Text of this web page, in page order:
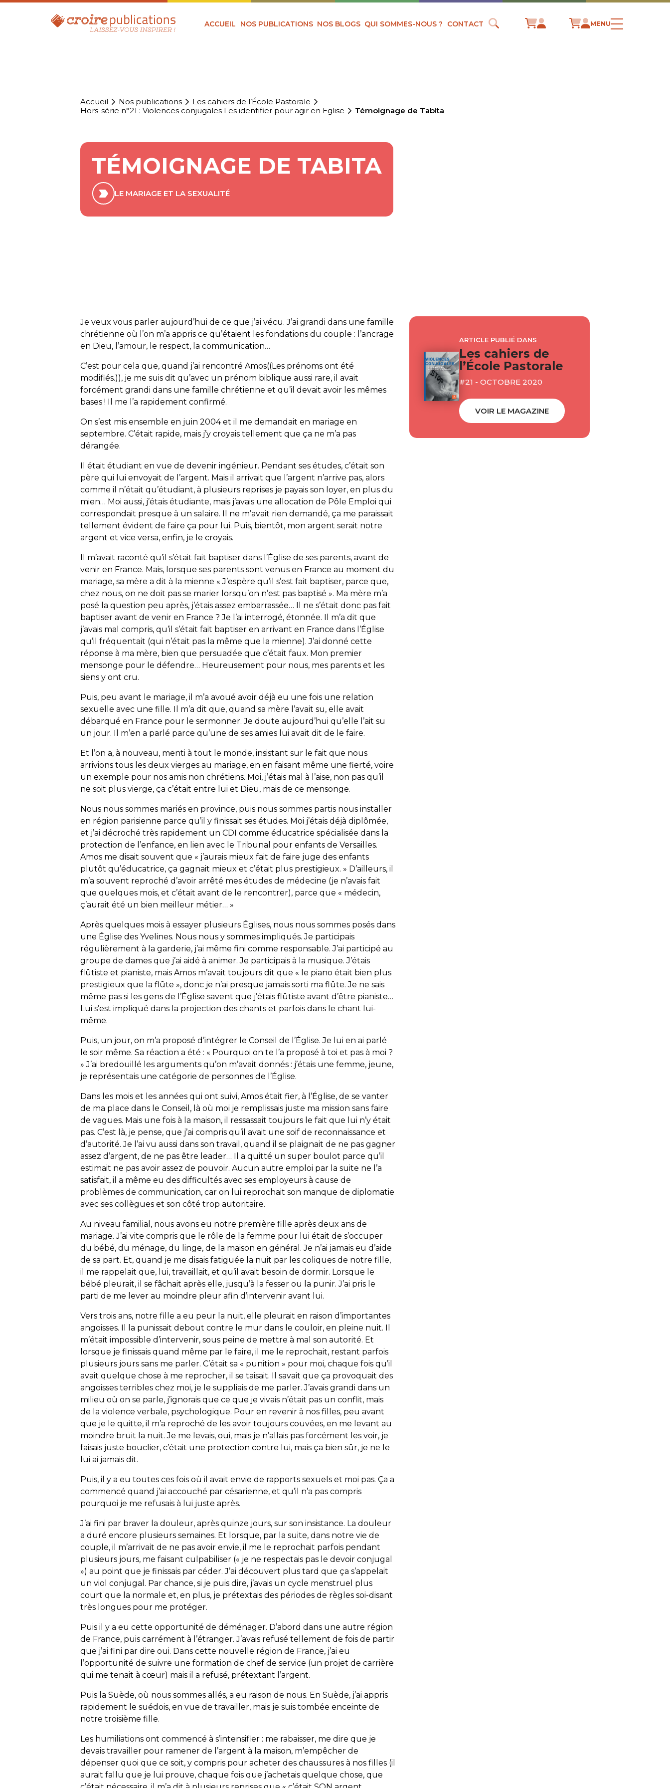
ACCUEIL NOS PUBLICATIONS NOS BLOGS QUI SOMMES-NOUS ? CONTACT MENU
Accueil Nos publications
Les cahiers de l’École Pastorale
Hors-série n°21 : Violences conjugales Les identifier pour agir en Eglise
Témoignage de Tabita
TÉMOIGNAGE DE TABITA
LE MARIAGE ET LA SEXUALITÉ
Je veux vous parler aujourd’hui de ce que j’ai vécu. J’ai grandi dans une famille
chrétienne où l’on m’a appris ce qu’étaient les fondations du couple : l’ancrage
en Dieu, l’amour, le respect, la communication…
C’est pour cela que, quand j’ai rencontré Amos((Les prénoms ont été
modifiés.)), je me suis dit qu’avec un prénom biblique aussi rare, il avait
forcément grandi dans une famille chrétienne et qu’il devait avoir les mêmes
bases ! Il me l’a rapidement confirmé.
On s’est mis ensemble en juin 2004 et il me demandait en mariage en
septembre. C’était rapide, mais j’y croyais tellement que ça ne m’a pas
dérangée.
Il était étudiant en vue de devenir ingénieur. Pendant ses études, c’était son
père qui lui envoyait de l’argent. Mais il arrivait que l’argent n’arrive pas, alors
comme il n’était qu’étudiant, à plusieurs reprises je payais son loyer, en plus du
mien… Moi aussi, j’étais étudiante, mais j’avais une allocation de Pôle Emploi qui
correspondait presque à un salaire. Il ne m’avait rien demandé, ça me paraissait
tellement évident de faire ça pour lui. Puis, bientôt, mon argent serait notre
argent et vice versa, enfin, je le croyais.
Il m’avait raconté qu’il s’était fait baptiser dans l’Église de ses parents, avant de
venir en France. Mais, lorsque ses parents sont venus en France au moment du
mariage, sa mère a dit à la mienne « J’espère qu’il s’est fait baptiser, parce que,
chez nous, on ne doit pas se marier lorsqu’on n’est pas baptisé ». Ma mère m’a
posé la question peu après, j’étais assez embarrassée… Il ne s’était donc pas fait
baptiser avant de venir en France ? Je l’ai interrogé, étonnée. Il m’a dit que
j’avais mal compris, qu’il s’était fait baptiser en arrivant en France dans l’Église
qu’il fréquentait (qui n’était pas la même que la mienne). J’ai donné cette
réponse à ma mère, bien que persuadée que c’était faux. Mon premier
mensonge pour le défendre… Heureusement pour nous, mes parents et les
siens y ont cru.
Puis, peu avant le mariage, il m’a avoué avoir déjà eu une fois une relation
sexuelle avec une fille. Il m’a dit que, quand sa mère l’avait su, elle avait
débarqué en France pour le sermonner. Je doute aujourd’hui qu’elle l’ait su
un jour. Il m’en a parlé parce qu’une de ses amies lui avait dit de le faire.
Et l’on a, à nouveau, menti à tout le monde, insistant sur le fait que nous
arrivions tous les deux vierges au mariage, en en faisant même une fierté, voire
un exemple pour nos amis non chrétiens. Moi, j’étais mal à l’aise, non pas qu’il
ne soit plus vierge, ça c’était entre lui et Dieu, mais de ce mensonge.
Nous nous sommes mariés en province, puis nous sommes partis nous installer
en région parisienne parce qu’il y finissait ses études. Moi j’étais déjà diplômée,
et j’ai décroché très rapidement un CDI comme éducatrice spécialisée dans la
protection de l’enfance, en lien avec le Tribunal pour enfants de Versailles.
Amos me disait souvent que « j’aurais mieux fait de faire juge des enfants
plutôt qu’éducatrice, ça gagnait mieux et c’était plus prestigieux. » D’ailleurs, il
m’a souvent reproché d’avoir arrêté mes études de médecine (je n’avais fait
que quelques mois, et c’était avant de le rencontrer), parce que « médecin,
ç’aurait été un bien meilleur métier… »
Après quelques mois à essayer plusieurs Églises, nous nous sommes posés dans
une Église des Yvelines. Nous nous y sommes impliqués. Je participais
régulièrement à la garderie, j’ai même fini comme responsable. J’ai participé au
groupe de dames que j’ai aidé à animer. Je participais à la musique. J’étais
flûtiste et pianiste, mais Amos m’avait toujours dit que « le piano était bien plus
prestigieux que la flûte », donc je n’ai presque jamais sorti ma flûte. Je ne sais
même pas si les gens de l’Église savent que j’étais flûtiste avant d’être pianiste…
Lui s’est impliqué dans la projection des chants et parfois dans le chant lui-
même.
Puis, un jour, on m’a proposé d’intégrer le Conseil de l’Église. Je lui en ai parlé
le soir même. Sa réaction a été : « Pourquoi on te l’a proposé à toi et pas à moi ?
» J’ai bredouillé les arguments qu’on m’avait donnés : j’étais une femme, jeune,
je représentais une catégorie de personnes de l’Église.
Dans les mois et les années qui ont suivi, Amos était fier, à l’Église, de se vanter
de ma place dans le Conseil, là où moi je remplissais juste ma mission sans faire
de vagues. Mais une fois à la maison, il ressassait toujours le fait que lui n’y était
pas. C’est là, je pense, que j’ai compris qu’il avait une soif de reconnaissance et
d’autorité. Je l’ai vu aussi dans son travail, quand il se plaignait de ne pas gagner
assez d’argent, de ne pas être leader… Il a quitté un super boulot parce qu’il
estimait ne pas avoir assez de pouvoir. Aucun autre emploi par la suite ne l’a
satisfait, il a même eu des difficultés avec ses employeurs à cause de
problèmes de communication, car on lui reprochait son manque de diplomatie
avec ses collègues et son côté trop autoritaire.
Au niveau familial, nous avons eu notre première fille après deux ans de
mariage. J’ai vite compris que le rôle de la femme pour lui était de s’occuper
du bébé, du ménage, du linge, de la maison en général. Je n’ai jamais eu d’aide
de sa part. Et, quand je me disais fatiguée la nuit par les coliques de notre fille,
il me rappelait que, lui, travaillait, et qu’il avait besoin de dormir. Lorsque le
bébé pleurait, il se fâchait après elle, jusqu’à la fesser ou la punir. J’ai pris le
parti de me lever au moindre pleur afin d’intervenir avant lui.
Vers trois ans, notre fille a eu peur la nuit, elle pleurait en raison d’importantes
angoisses. Il la punissait debout contre le mur dans le couloir, en pleine nuit. Il
m’était impossible d’intervenir, sous peine de mettre à mal son autorité. Et
lorsque je finissais quand même par le faire, il me le reprochait, restant parfois
plusieurs jours sans me parler. C’était sa « punition » pour moi, chaque fois qu’il
avait quelque chose à me reprocher, il se taisait. Il savait que ça provoquait des
angoisses terribles chez moi, je le suppliais de me parler. J’avais grandi dans un
milieu où on se parle, j’ignorais que ce que je vivais n’était pas un conflit, mais
de la violence verbale, psychologique. Pour en revenir à nos filles, peu avant
que je le quitte, il m’a reproché de les avoir toujours couvées, en me levant au
moindre bruit la nuit. Je me levais, oui, mais je n’allais pas forcément les voir, je
faisais juste bouclier, c’était une protection contre lui, mais ça bien sûr, je ne le
lui ai jamais dit.
Puis, il y a eu toutes ces fois où il avait envie de rapports sexuels et moi pas. Ça a
commencé quand j’ai accouché par césarienne, et qu’il n’a pas compris
pourquoi je me refusais à lui juste après.
J’ai fini par braver la douleur, après quinze jours, sur son insistance. La douleur
a duré encore plusieurs semaines. Et lorsque, par la suite, dans notre vie de
couple, il m’arrivait de ne pas avoir envie, il me le reprochait parfois pendant
plusieurs jours, me faisant culpabiliser (« je ne respectais pas le devoir conjugal
») au point que je finissais par céder. J’ai découvert plus tard que ça s’appelait
un viol conjugal. Par chance, si je puis dire, j’avais un cycle menstruel plus
court que la normale et, en plus, je prétextais des périodes de règles soi-disant
très longues pour me protéger.
Puis il y a eu cette opportunité de déménager. D’abord dans une autre région
de France, puis carrément à l’étranger. J’avais refusé tellement de fois de partir
que j’ai fini par dire oui. Dans cette nouvelle région de France, j’ai eu
l’opportunité de suivre une formation de chef de service (un projet de carrière
qui me tenait à cœur) mais il a refusé, prétextant l’argent.
Puis la Suède, où nous sommes allés, a eu raison de nous. En Suède, j’ai appris
rapidement le suédois, en vue de travailler, mais je suis tombée enceinte de
notre troisième fille.
Les humiliations ont commencé à s’intensifier : me rabaisser, me dire que je
devais travailler pour ramener de l’argent à la maison, m’empêcher de
dépenser quoi que ce soit, y compris pour acheter des chaussures à nos filles (il
aurait fallu que je lui prouve, chaque fois que j’achetais quelque chose, que
ARTICLE PUBLIÉ DANS
Les cahiers de
l’École Pastorale
#21 - OCTOBRE 2020
VOIR LE MAGAZINE